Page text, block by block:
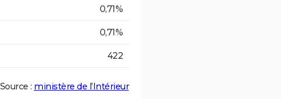
0,71%
0,71%
422
Source : ministère de l’Intérieur